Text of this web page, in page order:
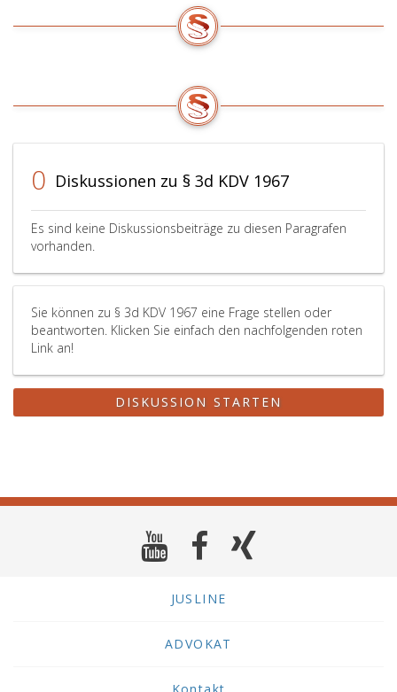
0 Diskussionen zu § 3d KDV 1967
Es sind keine Diskussionsbeiträge zu diesen Paragrafen
vorhanden.
Sie können zu § 3d KDV 1967 eine Frage stellen oder
beantworten. Klicken Sie einfach den nachfolgenden roten
Link an!
DISKUSSION STARTEN
JUSLINE
ADVOKAT